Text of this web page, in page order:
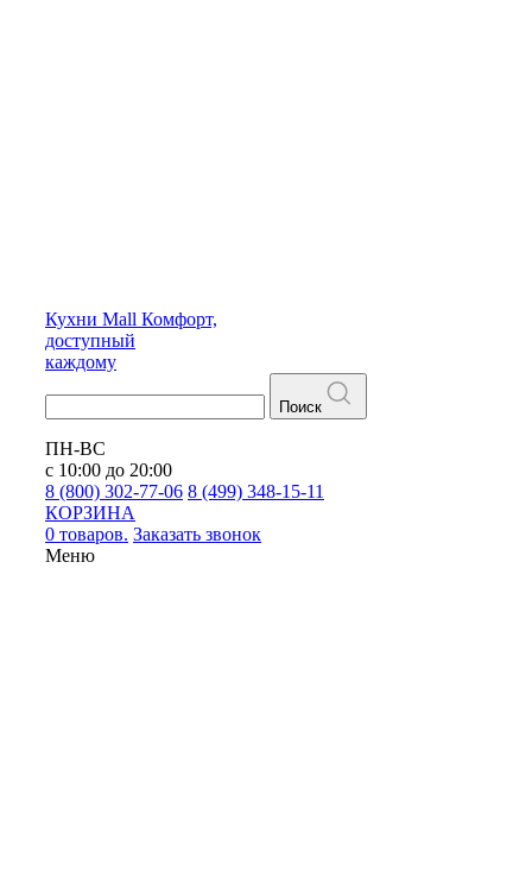
Кухни Mall Комфорт,
доступный
каждому
Поиск
ПН-ВС
с 10:00 до 20:00
8 (800) 302-77-06 8 (499) 348-15-11
КОРЗИНА
0 товаров. Заказать звонок
Меню